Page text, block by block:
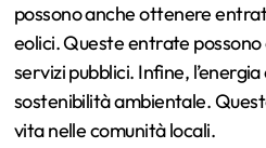
possono anche ottenere
eolici. Queste entrate
servizi pubblici. Infine,
sostenibilità ambientale.
vita nelle comunità locali.